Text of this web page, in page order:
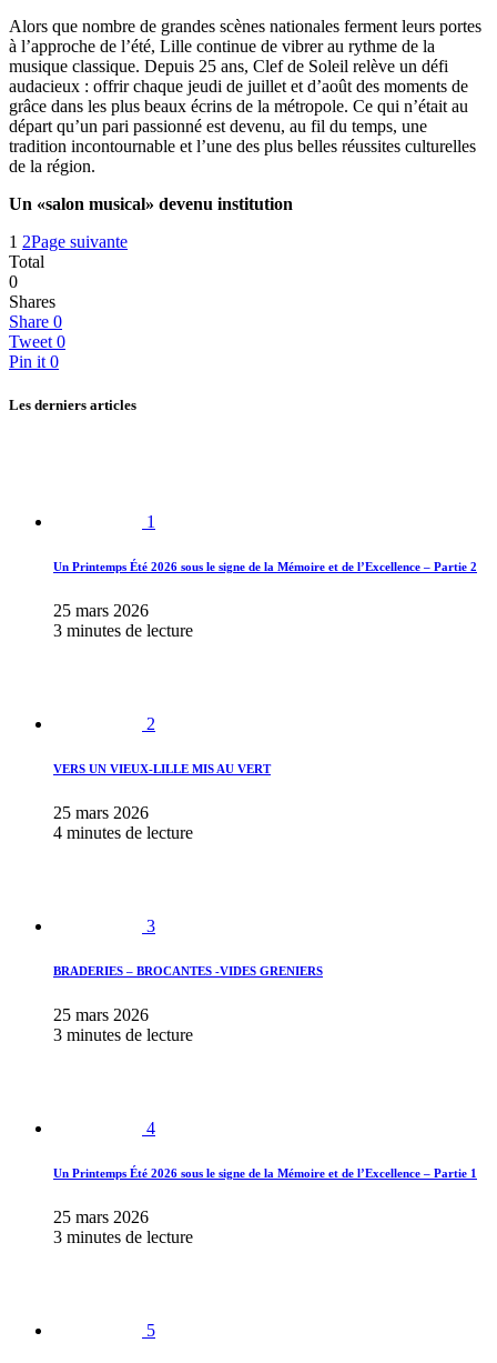
Alors que nombre de grandes scènes nationales ferment leurs portes
à l’approche de l’été, Lille continue de vibrer au rythme de la
musique classique. Depuis 25 ans, Clef de Soleil relève un défi
audacieux : offrir chaque jeudi de juillet et d’août des moments de
grâce dans les plus beaux écrins de la métropole. Ce qui n’était au
départ qu’un pari passionné est devenu, au fil du temps, une
tradition incontournable et l’une des plus belles réussites culturelles
de la région.
Un «salon musical» devenu institution
1 2Page suivante
Total
0
Shares
Share 0
Tweet 0
Pin it 0
Les derniers articles
1
Un Printemps Été 2026 sous le signe de la Mémoire et de l’Excellence – Partie 2
25 mars 2026
3 minutes de lecture
2
VERS UN VIEUX-LILLE MIS AU VERT
25 mars 2026
4 minutes de lecture
3
BRADERIES – BROCANTES -VIDES GRENIERS
25 mars 2026
3 minutes de lecture
4
Un Printemps Été 2026 sous le signe de la Mémoire et de l’Excellence – Partie 1
25 mars 2026
3 minutes de lecture
5